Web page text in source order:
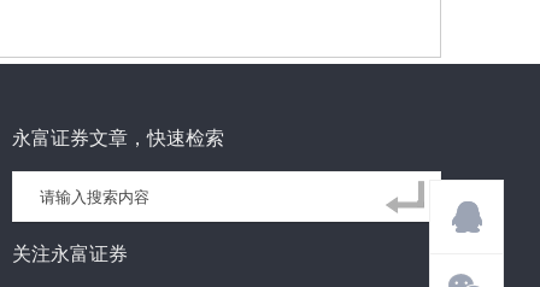
永富证券文章，快速检索
关注永富证券